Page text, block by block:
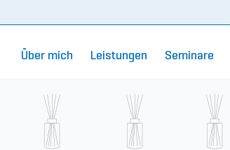
Über mich Leistungen Seminare